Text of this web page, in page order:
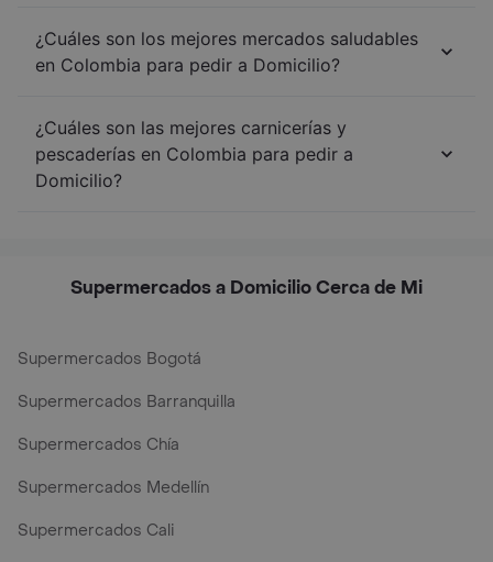
¿Cuáles son los mejores mercados saludables
en Colombia para pedir a Domicilio?
¿Cuáles son las mejores carnicerías y
pescaderías en Colombia para pedir a
Domicilio?
Supermercados a Domicilio Cerca de Mi
Supermercados Bogotá
Supermercados Barranquilla
Supermercados Chía
Supermercados Medellín
Supermercados Cali